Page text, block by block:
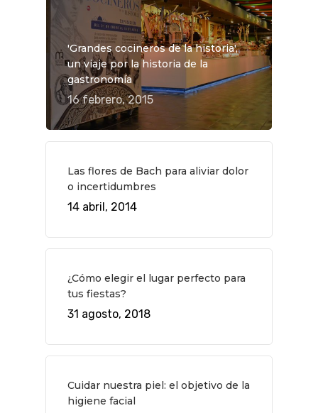
'Grandes cocineros de la historia',
un viaje por la historia de la
gastronomía
16 febrero, 2015
Las flores de Bach para aliviar dolor
o incertidumbres
14 abril, 2014
¿Cómo elegir el lugar perfecto para
tus fiestas?
31 agosto, 2018
Cuidar nuestra piel: el objetivo de la
higiene facial
QUÉ HACER
Cine
GASTRO
Gourmet
VIAJES